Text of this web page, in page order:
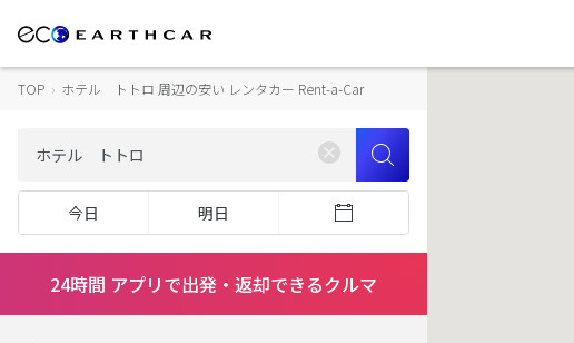
TOP › ホテル トトロ 周辺の安い レンタカー Rent-a-Car
今日 明日
24時間 アプリで出発・返却できるクルマ